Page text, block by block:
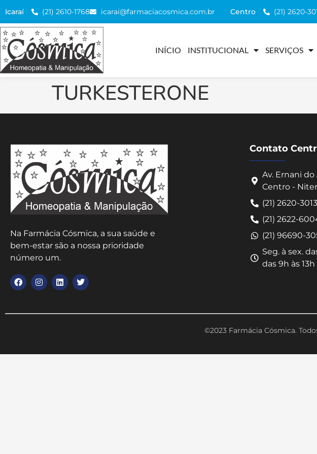
Icaraí (21) 2610-1768 icarai@farmaciacosmica.com.br Centro (21) 2620-
INÍCIO INSTITUCIONAL SERVIÇOS
TURKESTERONE
Na Farmácia Cósmica, a sua saúde e
bem-estar são a nossa prioridade
número um.
Contato
Av. Ernani
Centro -
(21) 2620-3013
(21) 2622-
(21) 96690-
Seg. à sex.
das 9h às 13h
©2023 Farmácia Cósmica.